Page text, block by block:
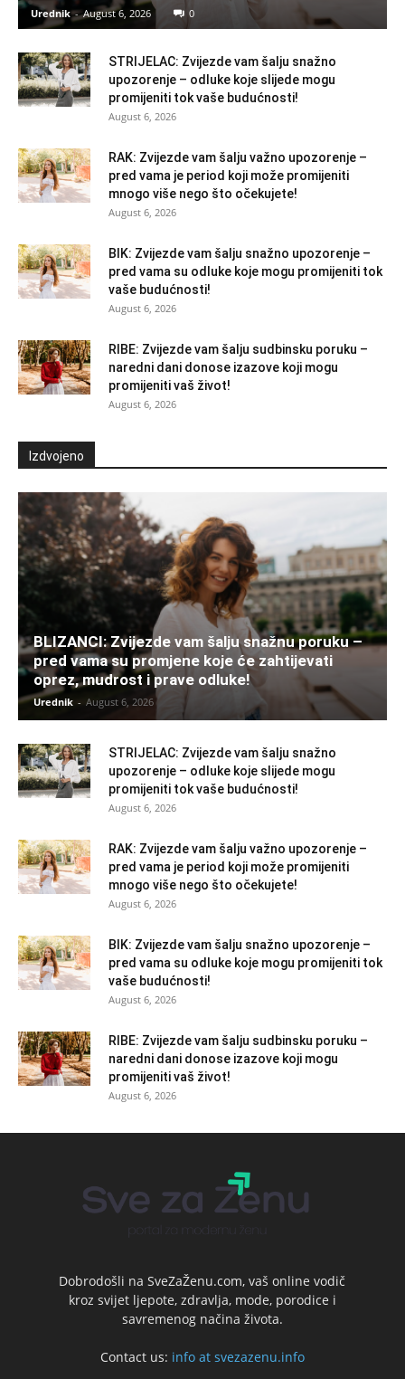
Urednik - August 6, 2026 0
STRIJELAC: Zvijezde vam šalju snažno
upozorenje – odluke koje slijede mogu
promijeniti tok vaše budućnosti!
August 6, 2026
RAK: Zvijezde vam šalju važno upozorenje –
pred vama je period koji može promijeniti
mnogo više nego što očekujete!
August 6, 2026
BIK: Zvijezde vam šalju snažno upozorenje –
pred vama su odluke koje mogu promijeniti tok
vaše budućnosti!
August 6, 2026
RIBE: Zvijezde vam šalju sudbinsku poruku –
naredni dani donose izazove koji mogu
promijeniti vaš život!
August 6, 2026
Izdvojeno
BLIZANCI: Zvijezde vam šalju snažnu poruku –
pred vama su promjene koje će zahtijevati
oprez, mudrost i prave odluke!
Urednik - August 6, 2026
STRIJELAC: Zvijezde vam šalju snažno
upozorenje – odluke koje slijede mogu
promijeniti tok vaše budućnosti!
August 6, 2026
RAK: Zvijezde vam šalju važno upozorenje –
pred vama je period koji može promijeniti
mnogo više nego što očekujete!
August 6, 2026
BIK: Zvijezde vam šalju snažno upozorenje –
pred vama su odluke koje mogu promijeniti tok
vaše budućnosti!
August 6, 2026
RIBE: Zvijezde vam šalju sudbinsku poruku –
naredni dani donose izazove koji mogu
promijeniti vaš život!
August 6, 2026
Dobrodošli na SveZaŽenu.com, vaš online vodič
kroz svijet ljepote, zdravlja, mode, porodice i
savremenog načina života.
Contact us: info at svezazenu.info